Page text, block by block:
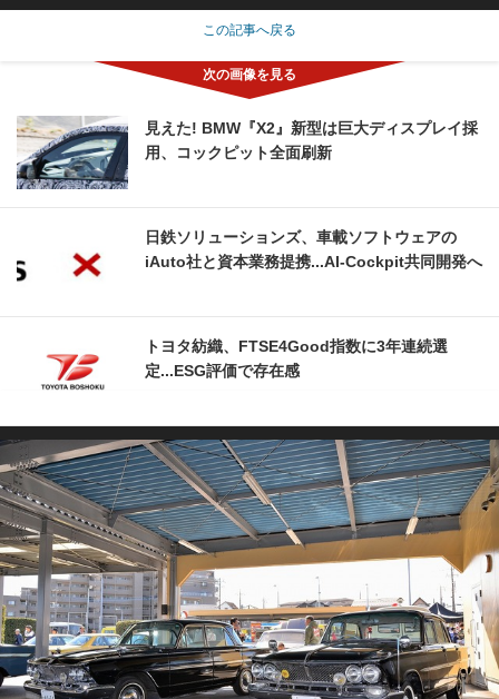
この記事へ戻る
見えた! BMW『X2』新型は巨大ディスプレイ採
用、コックピット全面刷新
日鉄ソリューションズ、車載ソフトウェアの
iAuto社と資本業務提携...AI-Cockpit共同開発へ
トヨタ紡織、FTSE4Good指数に3年連続選
定...ESG評価で存在感